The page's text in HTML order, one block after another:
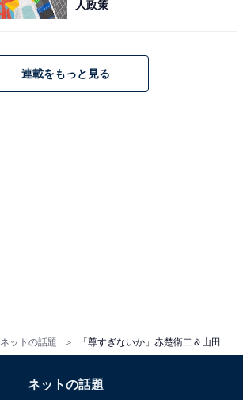
ネットの話題
人政策
連載をもっと見る
ネットの話題